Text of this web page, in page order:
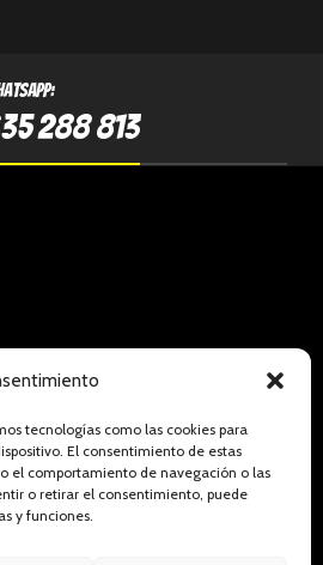
tecnologías como las cookies para
El consentimiento de estas
el comportamiento de navegación o las
o retirar el consentimiento, puede
y funciones.
288 813